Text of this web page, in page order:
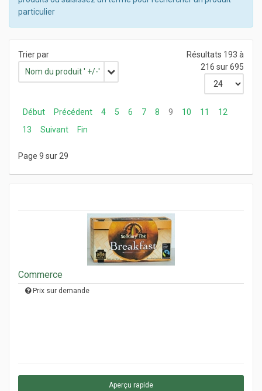
particulier
Trier par
Nom du produit ' +/-'
Résultats 193 à
216 sur 695
Début Précédent 4 5 6 7 8 9 10 11
12
13
Suivant Fin
Page 9 sur 29
Commerce
Prix sur demande
Aperçu rapide